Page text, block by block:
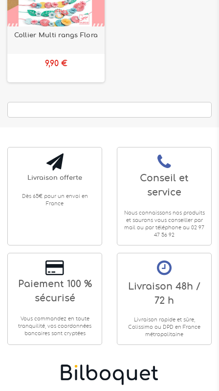
Collier Multi rangs Flora
9,90 €
Livraison offerte
Dès 65€ pour un envoi en
France
Conseil et
service
Nous connaissons nos produits
et saurons vous conseiller par
mail ou par téléphone au 02 97
47 56 92
Paiement 100 %
sécurisé
Vous commandez en toute
tranquilité, vos coordonnées
bancaires sont cryptées
Livraison 48h /
72 h
Livraison rapide et sûre,
Colissimo ou DPD en France
métropolitaine